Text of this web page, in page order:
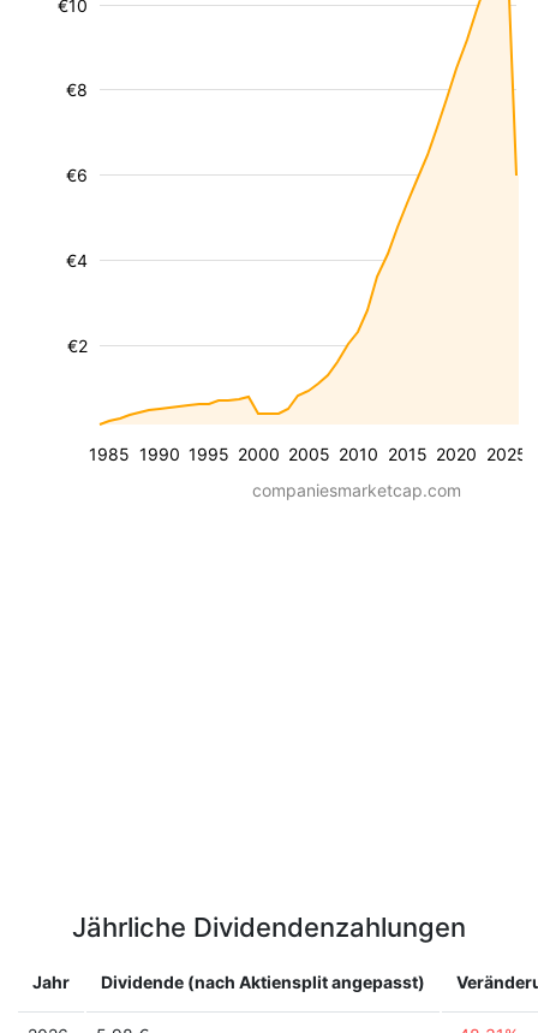
1985 1990 1995 2000 2005 2010 2015 2020 2025
€2
€4
€6
€8
€10
companiesmarketcap.com
Jährliche Dividendenzahlungen
Jahr Dividende (nach Aktiensplit angepasst)